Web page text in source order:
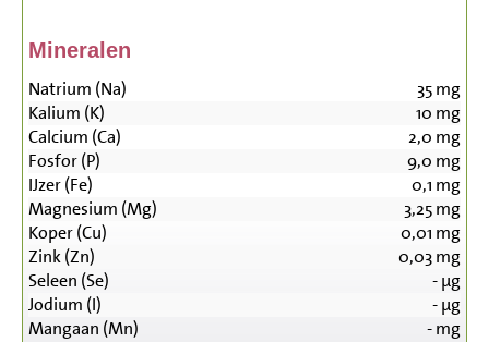
Mineralen
Natrium (Na) 35mg
Kalium (K)
10 mg
Calcium (Ca)
2,0 mg
Fosfor (P)
9,0 mg
IJzer (Fe)
0,1 mg
Magnesium (Mg)
3,25mg
Koper (Cu)
0,01 mg
Zink (Zn)
0,03mg
Seleen (Se)
-µg
Jodium (I)
-µg
Mangaan (Mn)
-mg